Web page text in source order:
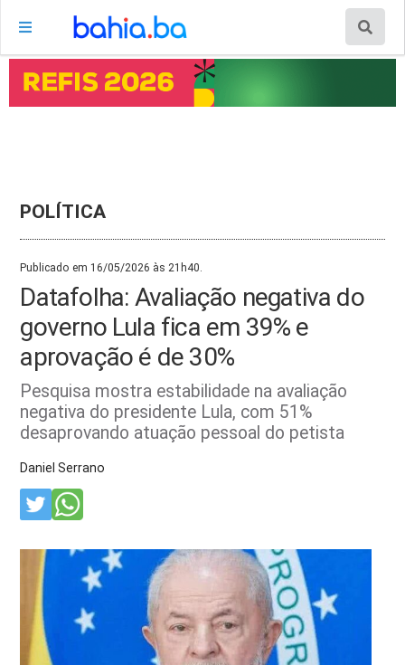
POLÍTICA
Publicado em 16/05/2026 às 21h40.
Datafolha: Avaliação negativa do
governo Lula fica em 39% e
aprovação é de 30%
Pesquisa mostra estabilidade na avaliação
negativa do presidente Lula, com 51%
desaprovando atuação pessoal do petista
Daniel Serrano